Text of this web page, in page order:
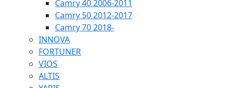
Camry 40 2006-2011
Camry 50 2012-2017
Camry 70 2018-
INNOVA
FORTUNER
VIOS
ALTIS